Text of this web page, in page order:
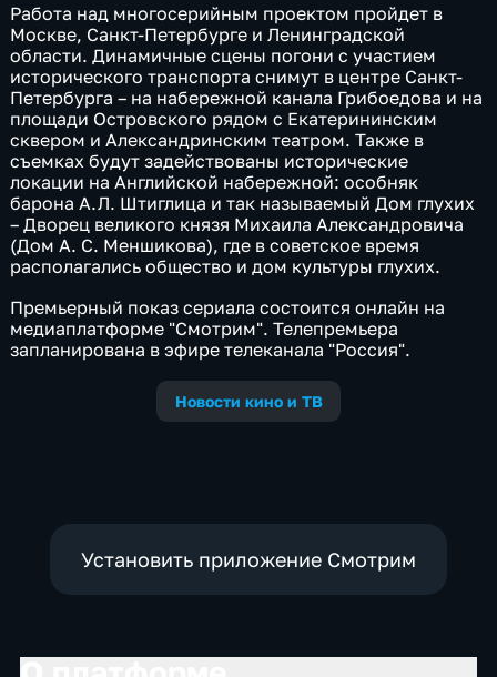
Работа над многосерийным проектом пройдет в
Москве, Санкт-Петербурге и Ленинградской
области. Динамичные сцены погони с участием
исторического транспорта снимут в центре Санкт-
Петербурга – на набережной канала Грибоедова и на
площади Островского рядом с Екатерининским
сквером и Александринским театром. Также в
съемках будут задействованы исторические
локации на Английской набережной: особняк
барона А.Л. Штиглица и так называемый Дом глухих
– Дворец великого князя Михаила Александровича
(Дом А. С. Меншикова), где в советское время
располагались общество и дом культуры глухих.
Премьерный показ сериала состоится онлайн на
медиаплатформе "Смотрим". Телепремьера
запланирована в эфире телеканала "Россия".
Новости кино и ТВ
Установить приложение Смотрим